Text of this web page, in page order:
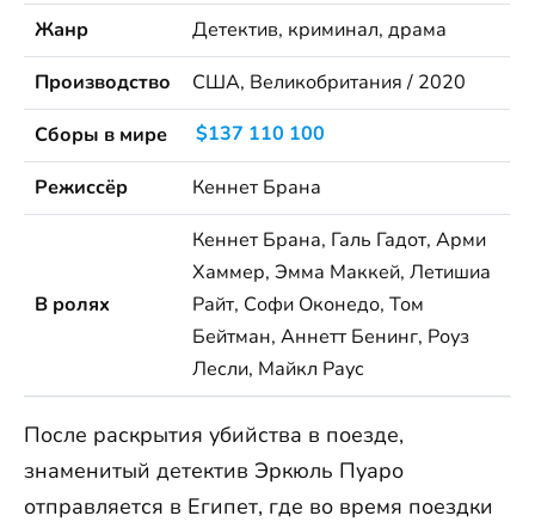
Жанр
Детектив, криминал, драма
Производство
США, Великобритания / 2020
Сборы в мире
$137 110 100
Режиссёр
Кеннет Брана
В ролях
Кеннет Брана, Галь Гадот, Арми
Хаммер, Эмма Маккей, Летишиа
Райт, Софи Оконедо, Том
Бейтман, Аннетт Бенинг, Роуз
Лесли, Майкл Раус
После раскрытия убийства в поезде,
знаменитый детектив Эркюль Пуаро
отправляется в Египет, где во время поездки